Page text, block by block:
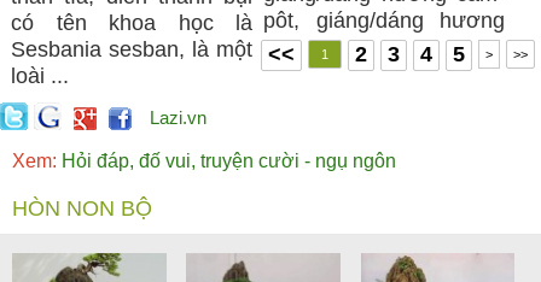
có tên khoa học là
Sesbania sesban, là một
loài ...
pôt, giáng/dáng hương
...
<< 1 2 3 4 5 > >>
Lazi.vn
Xem: Hỏi đáp, đố vui, truyện cười - ngụ ngôn
HÒN NON BỘ